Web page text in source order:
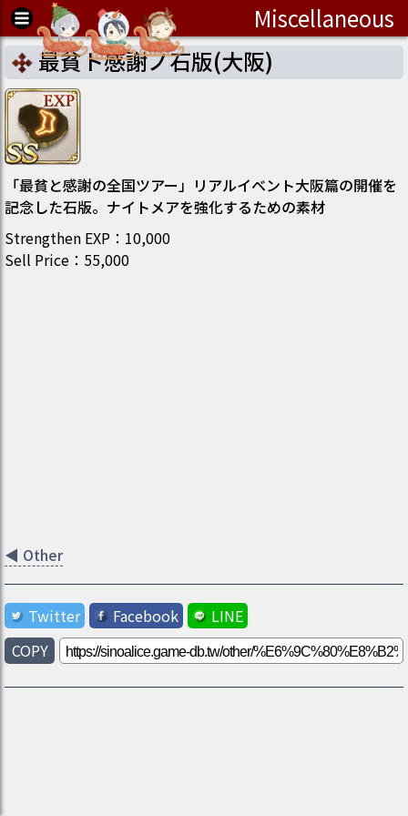
Miscellaneous
最貧ト感謝ノ石版(大阪)
「最貧と感謝の全国ツアー」リアルイベント大阪篇の開催を
記念した石版。ナイトメアを強化するための素材
Strengthen EXP ： 10,000
Sell Price ： 55,000
◀ Other
Twitter Facebook
LINE
COPY